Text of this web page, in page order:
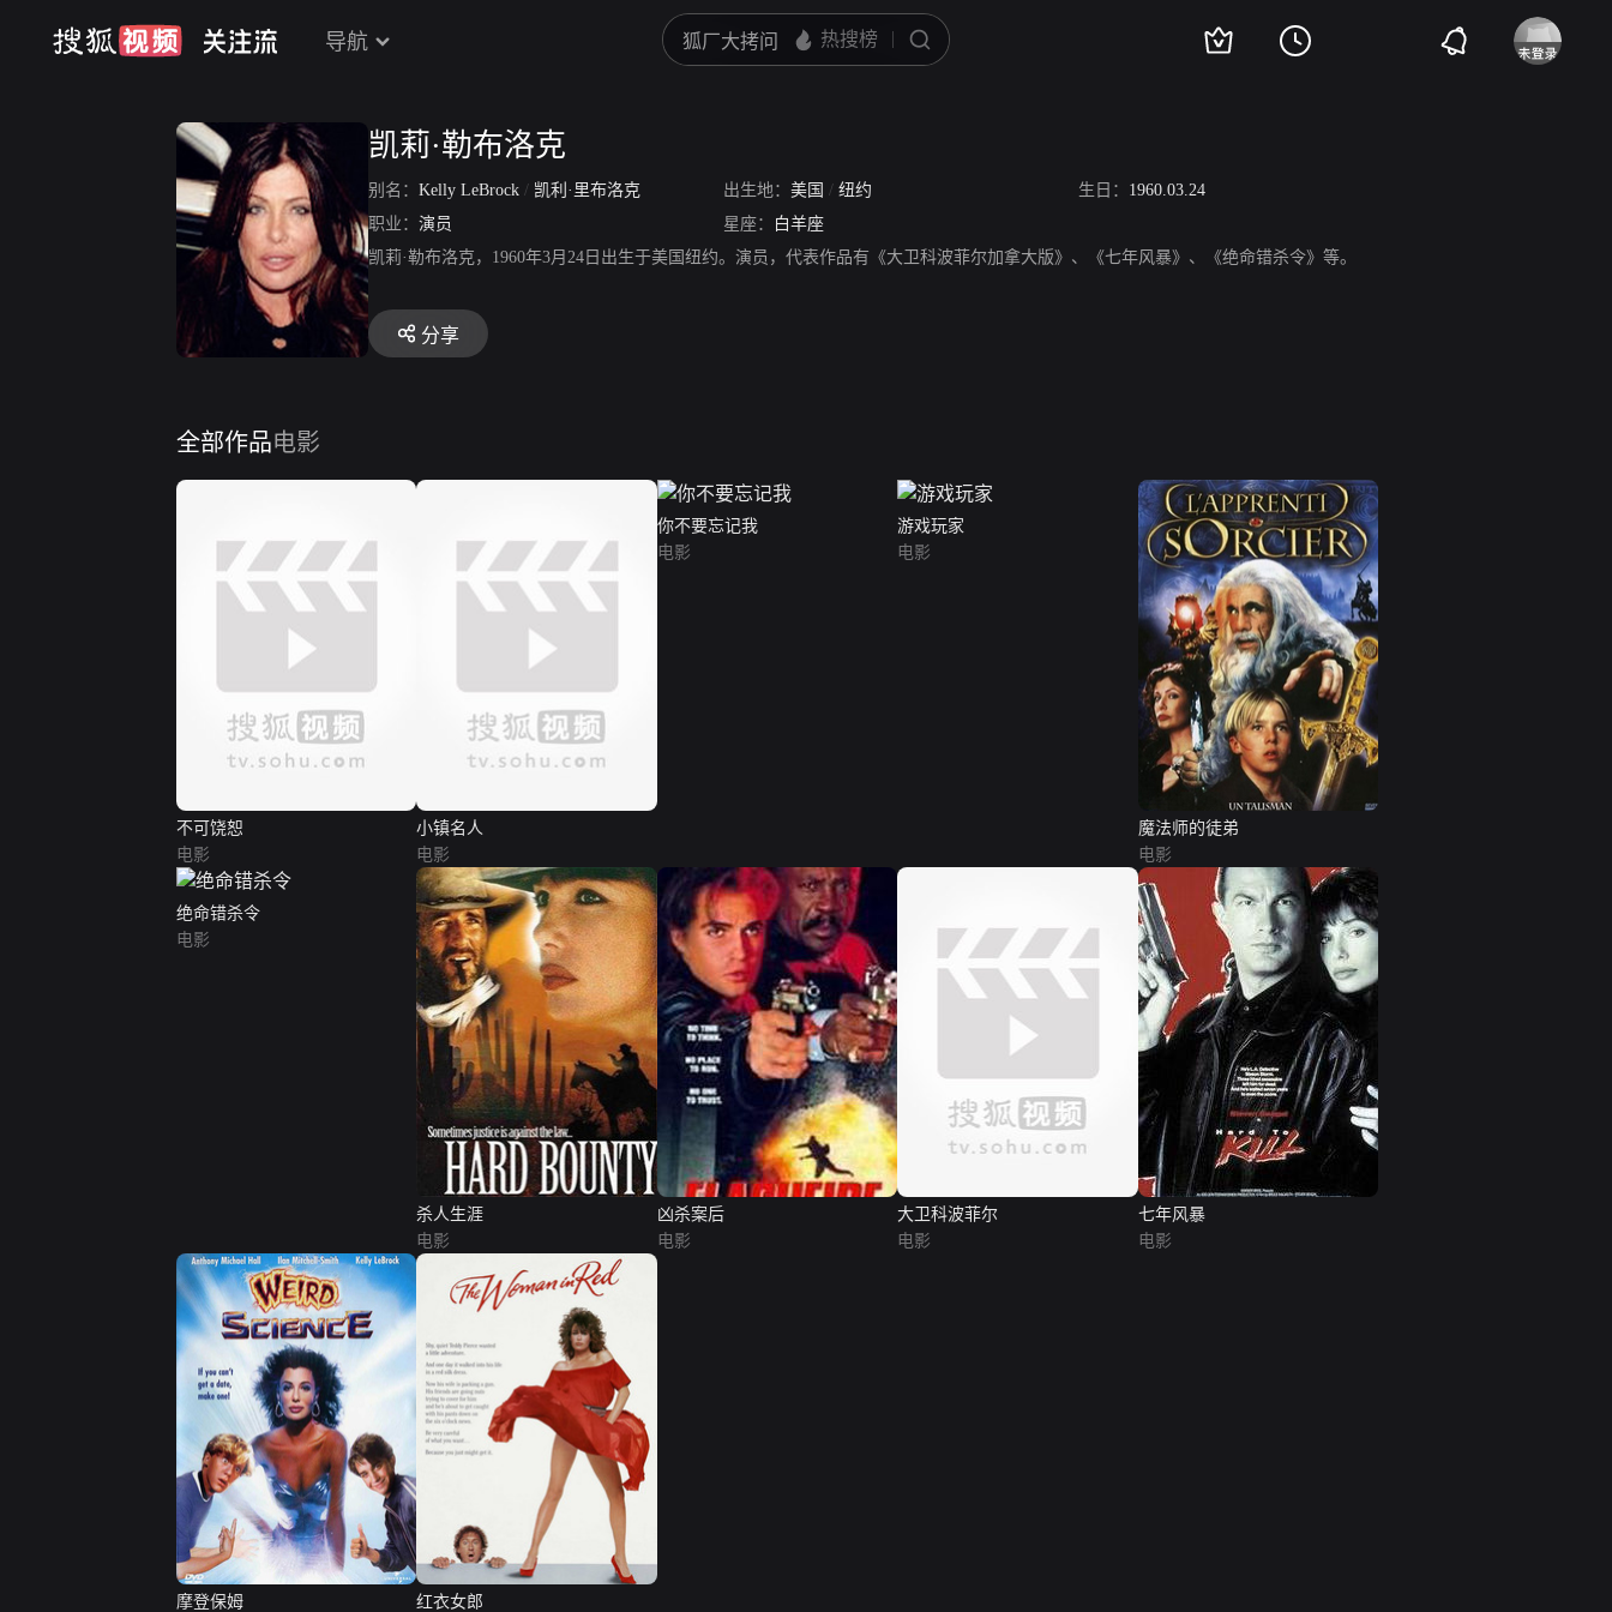
导航
凯莉·勒布洛克
别名： Kelly LeBrock / 凯利·里布洛克 出生地： 美国 / 纽约 生日： 1960.03.24
职业： 演员 星座：
白羊座
凯莉·勒布洛克，1960年3月24日出生于美国纽约。演员，代表作品有《大卫科波菲尔加拿大版》、《七年风暴》、《绝命错杀令》等。
分享
全部作品电影
不可饶恕
电影
小镇名人
电影
你不要忘记我
电影
游戏玩家
电影
魔法师的徒弟
电影
绝命错杀令
电影
杀人生涯
电影
凶杀案后
电影
大卫科波菲尔
电影
七年风暴
电影
摩登保姆 红衣女郎